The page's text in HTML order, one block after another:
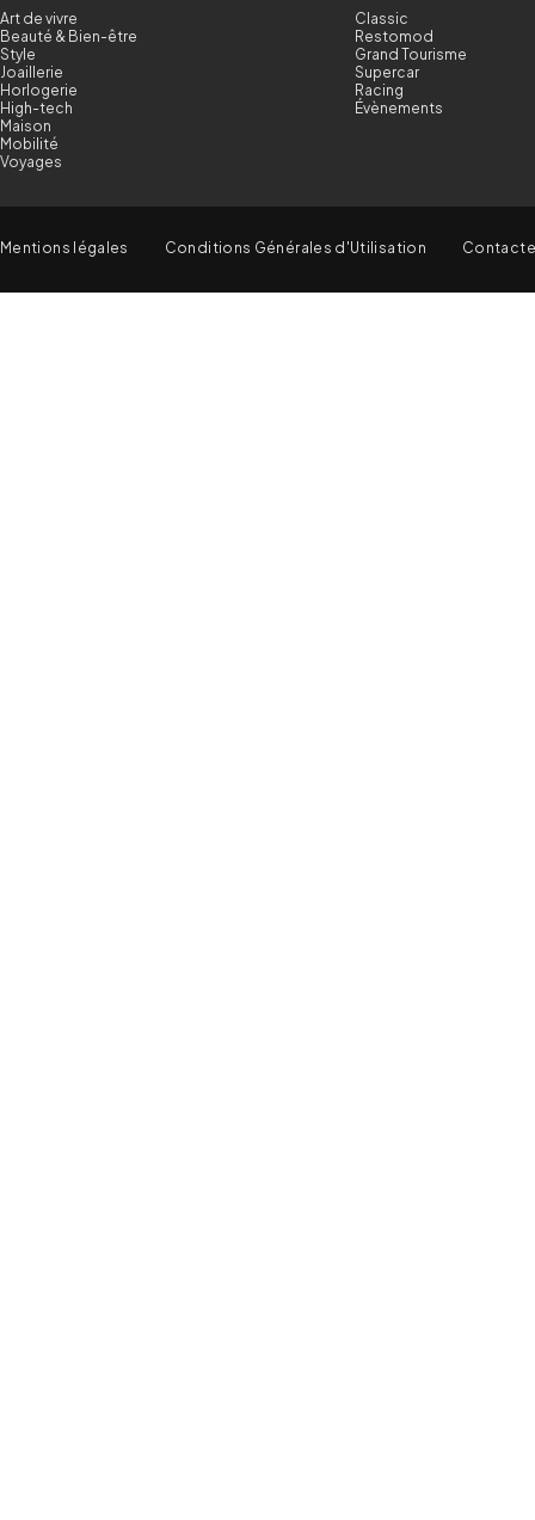
Art de vivre
Beauté & Bien-être
Style
Joaillerie
Horlogerie
High-tech
Maison
Mobilité
Voyages
Classic
Restomod
Grand Tourisme
Supercar
Racing
Évènements
Mentions légales Conditions Générales d'Utilisation